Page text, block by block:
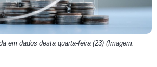
em dados desta quarta-feira (23) (Imagem: